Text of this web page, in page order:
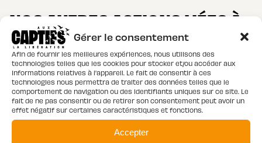
Gérer le consentement
Afin de fournir les meilleures expériences, nous utilisons des
technologies telles que les cookies pour stocker et/ou accéder aux
informations relatives à l'appareil. Le fait de consentir à ces
technologies nous permettra de traiter des données telles que le
comportement de navigation ou des identifiants uniques sur ce site. Le
fait de ne pas consentir ou de retirer son consentement peut avoir un
effet négatif sur certaines caractéristiques et fonctions.
Accepter
NOS AUTRES ACTIONS LIÉES À
LA PRÉCARITÉ
VOIR TOUTES NOS ACTIONS